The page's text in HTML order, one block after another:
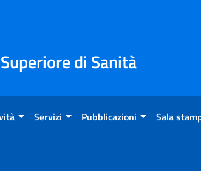
di Sanità
Servizi Pubblicazioni Sala